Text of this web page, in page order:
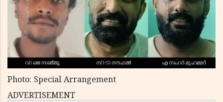
Photo: Special Arrangement
ADVERTISEMENT